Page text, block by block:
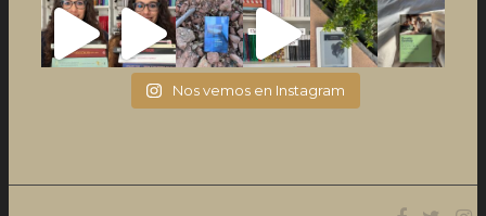
Nos vemos en Instagram